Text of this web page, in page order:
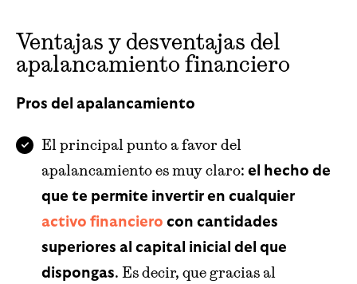
Ventajas y desventajas del
apalancamiento financiero
Pros del apalancamiento
El principal punto a favor del
apalancamiento es muy claro: el hecho de
que te permite invertir en cualquier
activo financiero con cantidades
superiores al capital inicial del que
dispongas. Es decir, que gracias al